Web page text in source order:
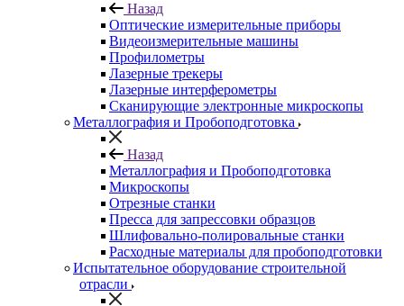
Назад
Оптические измерительные приборы
Видеоизмерительные машины
Профилометры
Лазерные трекеры
Лазерные интерферометры
Сканирующие электронные микроскопы
Металлография и Пробоподготовка
Назад
Металлография и Пробоподготовка
Микроскопы
Отрезные станки
Пресса для запрессовки образцов
Шлифовально-полировальные станки
Расходные материалы для пробоподготовки
Испытательное оборудование строительной
отрасли